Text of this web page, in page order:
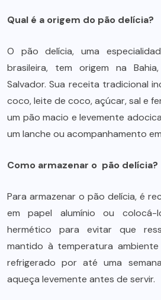
Qual é a origem do pão delícia?
O pão delícia, uma
brasileira, tem origem na
Salvador. Sua receita tradicional
coco, leite de coco, açúcar, sal e
um pão macio e levemente
um lanche ou acompanhamento
Como armazenar o pão delícia?
Para armazenar o pão delícia, é
em papel alumínio ou
hermético para evitar que
mantido à temperatura
refrigerado por até uma
aqueça levemente antes de servir.